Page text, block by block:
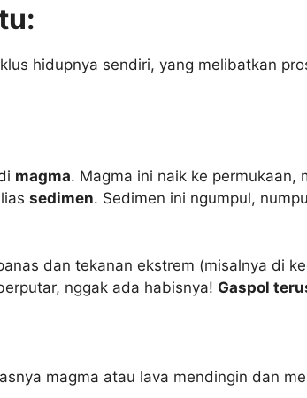
hidupnya sendiri, yang melibatkan
magma. Magma ini naik ke permukaan,
sedimen. Sedimen ini ngumpul,
dan tekanan ekstrem (misalnya di
nggak ada habisnya! Gaspol
magma atau lava mendingin dan